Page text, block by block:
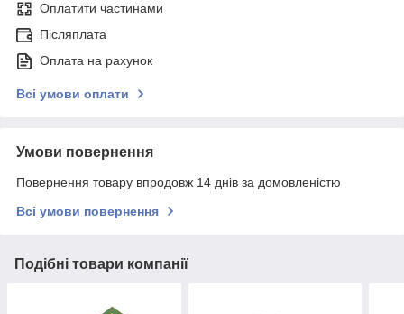
Оплатити частинами
Післяплата
Оплата на рахунок
Всі умови оплати
Умови повернення
Повернення товару впродовж 14 днів за домовленістю
Всі умови повернення
Подібні товари компанії